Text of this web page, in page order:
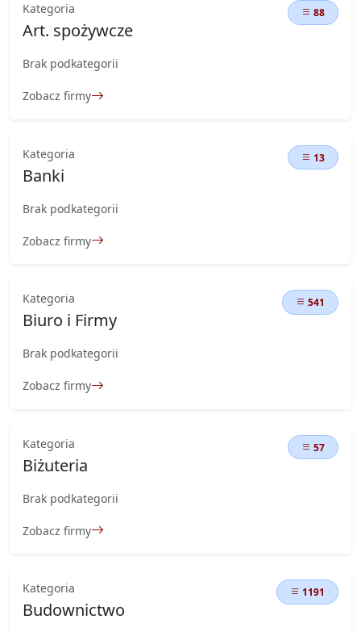
Kategoria
Art. spożywcze
88
Brak podkategorii
Zobacz firmy
Kategoria
Banki
13
Brak podkategorii
Zobacz firmy
Kategoria
Biuro i Firmy
541
Brak podkategorii
Zobacz firmy
Kategoria
Biżuteria
57
Brak podkategorii
Zobacz firmy
Kategoria
Budownictwo
1191